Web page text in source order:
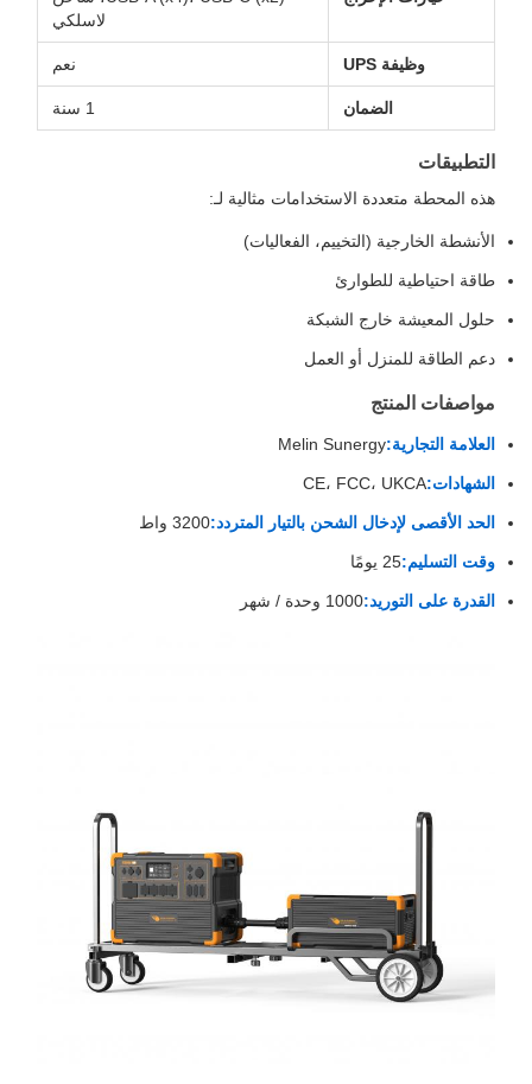
لاسلكي
وظيفة UPS نعم
الضمان
التطبيقات
هذه المحطة متعددة الاستخدامات مثالية لـ:
الأنشطة الخارجية (التخييم، الفعاليات)
طاقة احتياطية للطوارئ
حلول المعيشة خارج الشبكة
دعم الطاقة للمنزل أو العمل
مواصفات المنتج
العلامة التجارية:Melin Sunergy
الشهادات:CE، FCC، UKCA
الحد الأقصى لإدخال الشحن بالتيار المتردد:3200 واط
وقت التسليم:25 يومًا
القدرة على التوريد:1000 وحدة / شهر